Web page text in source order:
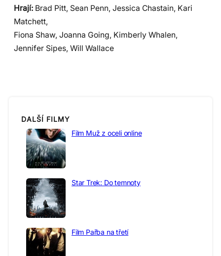
Hrají: Brad Pitt, Sean Penn, Jessica Chastain, Kari
Matchett,
Fiona Shaw, Joanna Going, Kimberly Whalen,
Jennifer Sipes, Will Wallace
DALŠÍ FILMY
Film Muž z oceli online
Star Trek: Do temnoty
Film Pařba na třetí